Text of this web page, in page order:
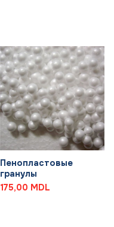
+
Пенопластовые
гранулы
175,00 MDL